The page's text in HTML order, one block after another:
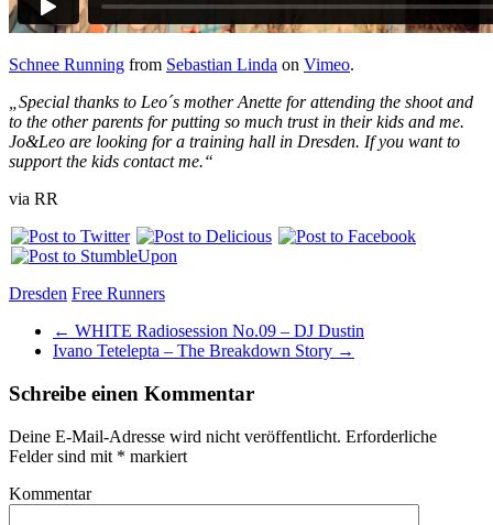
Schnee Running from Sebastian Linda on Vimeo.
„Special thanks to Leo´s mother Anette for attending the shoot and
to the other parents for putting so much trust in their kids and me.
Jo&Leo are looking for a training hall in Dresden. If you want to
support the kids contact me.“
via RR
Dresden Free Runners
← WHITE Radiosession No.09 – DJ Dustin
Ivano Tetelepta – The Breakdown Story →
Schreibe einen Kommentar
Deine E-Mail-Adresse wird nicht veröffentlicht. Erforderliche
Felder sind mit * markiert
Kommentar